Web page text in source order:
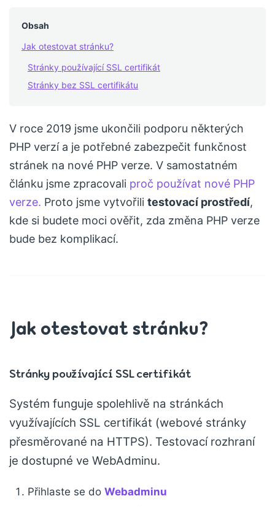
Obsah
Jak otestovat stránku?
Stránky používající SSL certifikát
Stránky bez SSL certifikátu
V roce 2019 jsme ukončili podporu některých
PHP verzí a je potřebné zabezpečit funkčnost
stránek na nové PHP verze. V samostatném
článku jsme zpracovali proč používat nové PHP
verze. Proto jsme vytvořili testovací prostředí,
kde si budete moci ověřit, zda změna PHP verze
bude bez komplikací.
Jak otestovat stránku?
Stránky používající SSL certifikát
Systém funguje spolehlivě na stránkách
využívajících SSL certifikát (webové stránky
přesměrované na HTTPS). Testovací rozhraní
je dostupné ve WebAdminu.
Přihlaste se do Webadminu